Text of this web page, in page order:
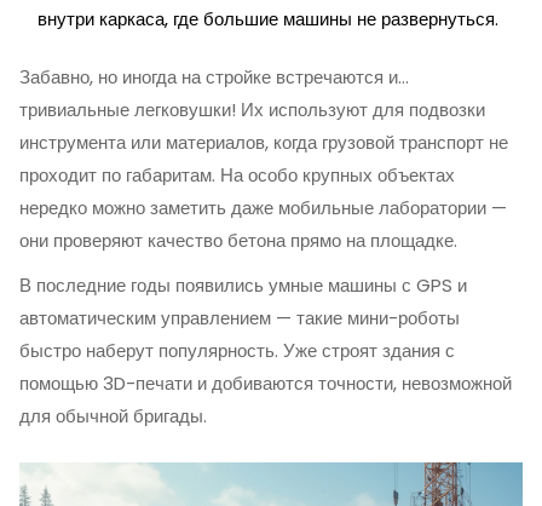
внутри каркаса, где большие машины не развернуться.
Забавно, но иногда на стройке встречаются и…
тривиальные легковушки! Их используют для подвозки
инструмента или материалов, когда грузовой транспорт не
проходит по габаритам. На особо крупных объектах
нередко можно заметить даже мобильные лаборатории —
они проверяют качество бетона прямо на площадке.
В последние годы появились умные машины с GPS и
автоматическим управлением — такие мини-роботы
быстро наберут популярность. Уже строят здания с
помощью 3D-печати и добиваются точности, невозможной
для обычной бригады.